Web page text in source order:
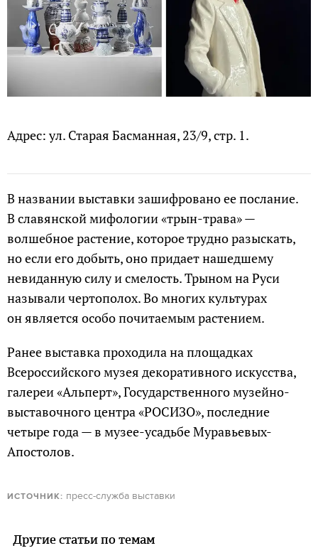
Адрес: ул. Старая Басманная, 23/9, стр. 1.
В названии выставки зашифровано ее послание.
В славянской мифологии «трын-трава» —
волшебное растение, которое трудно разыскать,
но если его добыть, оно придает нашедшему
невиданную силу и смелость. Трыном на Руси
называли чертополох. Во многих культурах
он является особо почитаемым растением.
Ранее выставка проходила на площадках
Всероссийского музея декоративного искусства,
галереи «Альперт», Государственного музейно-
выставочного центра «РОСИЗО», последние
четыре года — в музее-усадьбе Муравьевых-
Апостолов.
ИСТОЧНИК: пресс-служба выставки
Другие статьи по темам